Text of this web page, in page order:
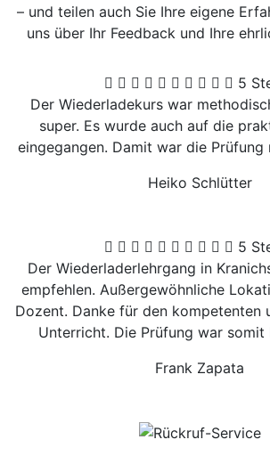
– und teilen auch Sie Ihre eigene
uns über Ihr Feedback und Ihre
5
Der Wiederladekurs war
super. Es wurde auch auf die
eingegangen. Damit war die Prüfung
Heiko Schlütter
5
Der Wiederladerlehrgang in
empfehlen. Außergewöhnliche
Dozent. Danke für den kompetenten
Unterricht. Die Prüfung war somit
Frank Zapata